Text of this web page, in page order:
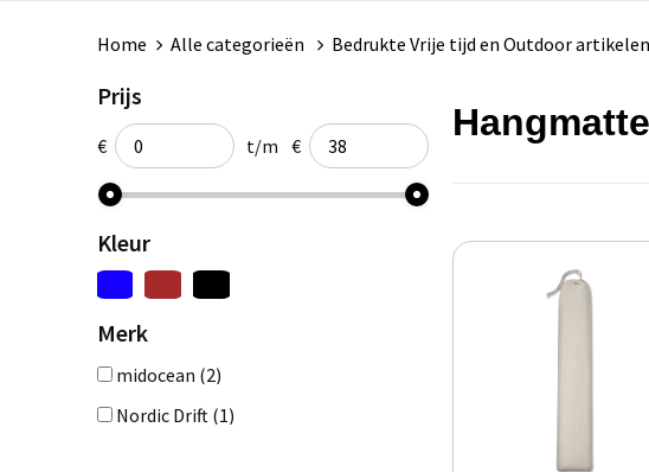
Home Alle categorieën Bedrukte Vrije tijd en Outdoor
Prijs
€ t/m €
Kleur
Merk
midocean (2)
Nordic Drift (1)